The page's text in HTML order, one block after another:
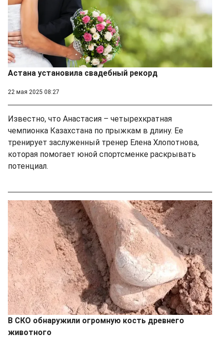
Астана установила свадебный рекорд
22 мая 2025 08:27
Известно, что Анастасия – четырехкратная
чемпионка Казахстана по прыжкам в длину. Ее
тренирует заслуженный тренер Елена Хлопотнова,
которая помогает юной спортсменке раскрывать
потенциал.
В СКО обнаружили огромную кость древнего
животного